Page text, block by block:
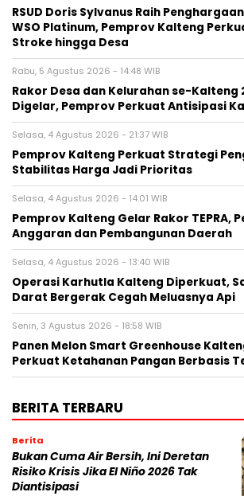
RSUD Doris Sylvanus Raih
WSO Platinum, Pemprov Kalteng
Stroke hingga Desa
Rabu, 5 Agustus 2026 - 14:48 WIB
Rakor Desa dan Kelurahan se-Kalteng
Digelar, Pemprov Perkuat Antisipasi
Selasa, 4 Agustus 2026 - 21:37 WIB
Pemprov Kalteng Perkuat Strategi
Stabilitas Harga Jadi Prioritas
Selasa, 4 Agustus 2026 - 14:01 WIB
Pemprov Kalteng Gelar Rakor TEPRA,
Anggaran dan Pembangunan Daerah
Selasa, 4 Agustus 2026 - 13:40 WIB
Operasi Karhutla Kalteng Diperkuat,
Darat Bergerak Cegah Meluasnya Api
Senin, 3 Agustus 2026 - 18:58 WIB
Panen Melon Smart Greenhouse
Perkuat Ketahanan Pangan Berbasis
BERITA TERBARU
Berita
Bukan Cuma Air Bersih, Ini Deretan
Risiko Krisis Jika El Niño 2026 Tak
Diantisipasi